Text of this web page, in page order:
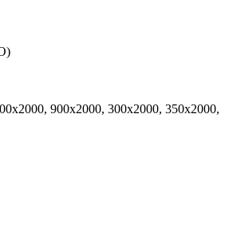
900х2000, 300х2000, 350х2000,